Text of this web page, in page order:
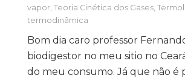
vapor Teoria Cinética dos Gases
termodinâmica
Bom dia caro professor
biodigestor no meu sitio no
do meu consumo. Já que não é